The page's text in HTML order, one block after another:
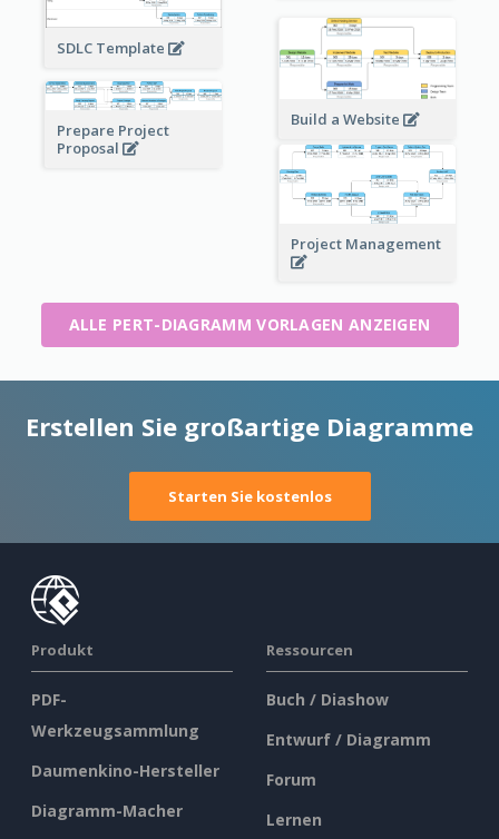
SDLC Template
Build a Website
Prepare Project
Proposal
Project Management
ALLE PERT-DIAGRAMM VORLAGEN ANZEIGEN
Erstellen Sie großartige Diagramme
Starten Sie kostenlos
Produkt
PDF-
Werkzeugsammlung
Daumenkino-Hersteller
Diagramm-Macher
Ressourcen
Buch / Diashow
Entwurf / Diagramm
Forum
Lernen